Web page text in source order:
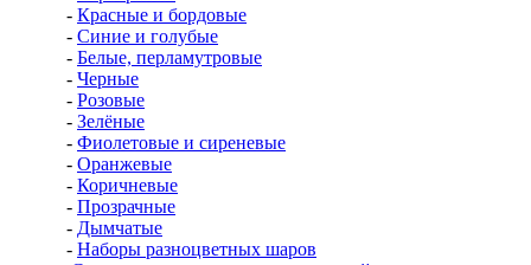
- Красные и бордовые
- Синие и голубые
- Белые, перламутровые
- Черные
- Розовые
- Зелёные
- Фиолетовые и сиреневые
- Оранжевые
- Коричневые
- Прозрачные
- Дымчатые
- Наборы разноцветных шаров